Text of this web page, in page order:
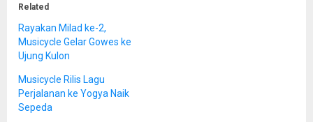
Related
Rayakan Milad ke-2,
Musicycle Gelar Gowes ke
Ujung Kulon
Musicycle Rilis Lagu
Perjalanan ke Yogya Naik
Sepeda